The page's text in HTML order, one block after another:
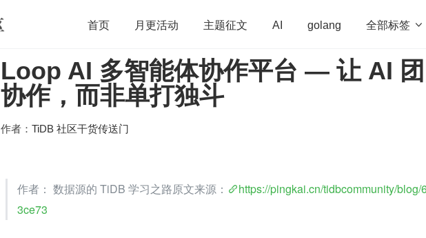
首页 月更活动 主题征文 AI golang 全部标签 
开源 架构 OpenHarmony 算法 学习方法 Web3.0 高
团队管理 程序员 运维
Loop AI 多智能体协作平台 — 让 AI
协作，而非单打独斗
作者： TiDB 社区干货传送门
作者： 数据源的 TiDB 学习之路原文来源：
https://pingkai.cn/tidbcommunity/blog/
3ce73